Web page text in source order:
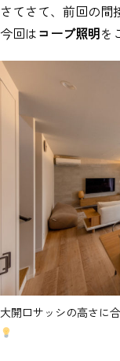
さてさて、前回の間
今回は コーブ照明を
大開口サッシの高さに